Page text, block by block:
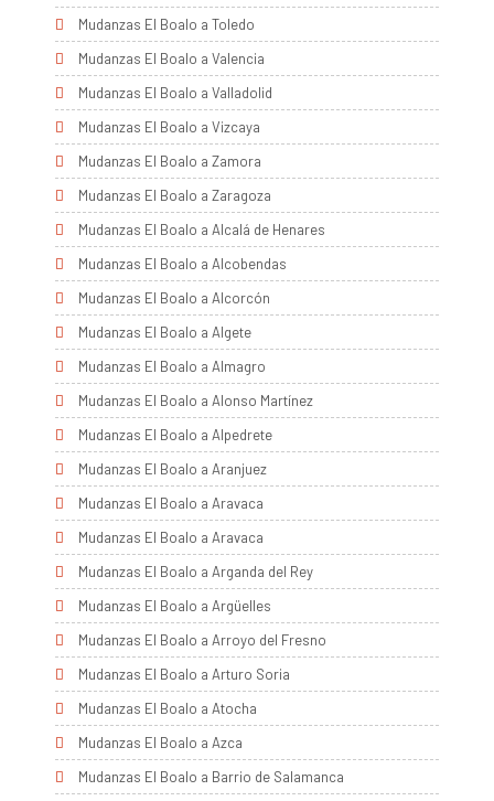
Mudanzas El Boalo a Toledo
Mudanzas El Boalo a Valencia
Mudanzas El Boalo a Valladolid
Mudanzas El Boalo a Vizcaya
Mudanzas El Boalo a Zamora
Mudanzas El Boalo a Zaragoza
Mudanzas El Boalo a Alcalá de Henares
Mudanzas El Boalo a Alcobendas
Mudanzas El Boalo a Alcorcón
Mudanzas El Boalo a Algete
Mudanzas El Boalo a Almagro
Mudanzas El Boalo a Alonso Martínez
Mudanzas El Boalo a Alpedrete
Mudanzas El Boalo a Aranjuez
Mudanzas El Boalo a Aravaca
Mudanzas El Boalo a Aravaca
Mudanzas El Boalo a Arganda del Rey
Mudanzas El Boalo a Argüelles
Mudanzas El Boalo a Arroyo del Fresno
Mudanzas El Boalo a Arturo Soria
Mudanzas El Boalo a Atocha
Mudanzas El Boalo a Azca
Mudanzas El Boalo a Barrio de Salamanca